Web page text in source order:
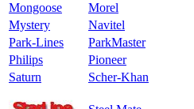
Mongoose
Morel
Mystery
Navitel
Park-Lines
ParkMaster
Philips
Pioneer
Saturn
Scher-Khan